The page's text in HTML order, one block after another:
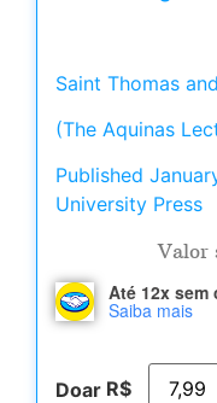
Saint Thomas
(The Aquinas
Published
University Press
Valor
Até 12x sem
Saiba mais
Doar R$